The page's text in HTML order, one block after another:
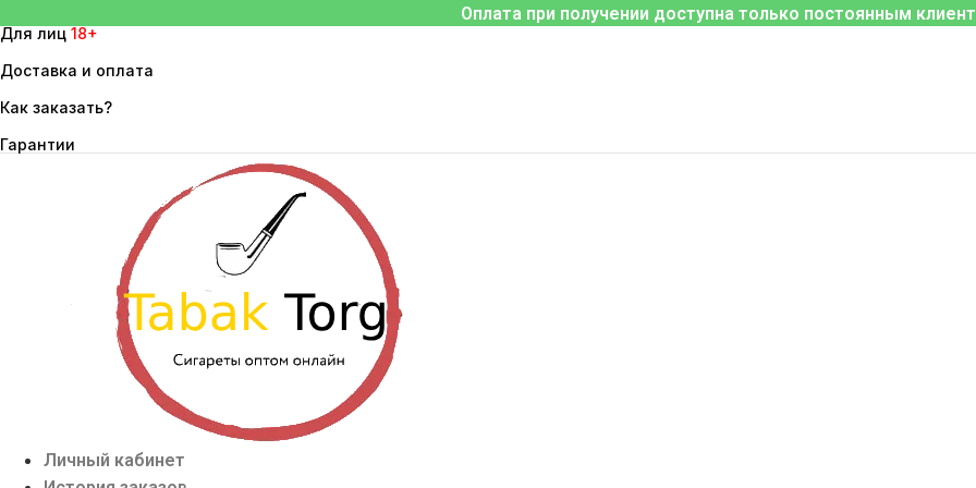
к
содержимому
Оплата при получении доступна только постоянным
Для лиц 18+
Доставка и оплата
Как заказать?
Гарантии
Личный кабинет